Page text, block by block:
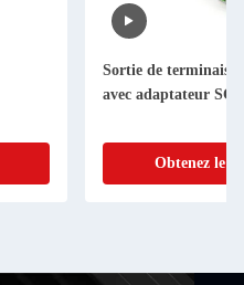
Sortie de
avec adaptateur SC
Obtenez le